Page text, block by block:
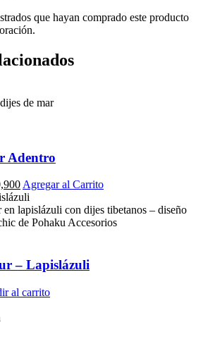
que hayan comprado este producto
Adentro
Current
price
is:
$310,900.
Agregar al Carrito
– Lapislázuli
al carrito